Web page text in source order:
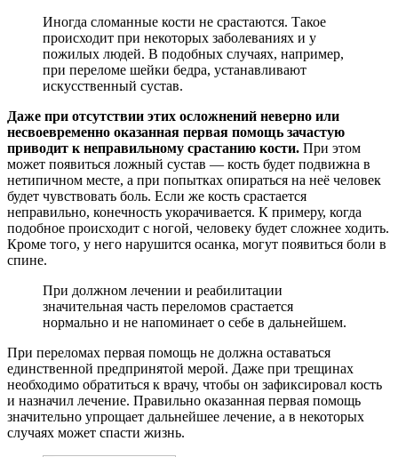
Иногда сломанные кости не срастаются. Такое
происходит при некоторых заболеваниях и у
пожилых людей. В подобных случаях, например,
при переломе шейки бедра, устанавливают
искусственный сустав.
Даже при отсутствии этих осложнений неверно или
несвоевременно оказанная первая помощь зачастую
приводит к неправильному срастанию кости. При этом
может появиться ложный сустав — кость будет подвижна в
нетипичном месте, а при попытках опираться на неё человек
будет чувствовать боль. Если же кость срастается
неправильно, конечность укорачивается. К примеру, когда
подобное происходит с ногой, человеку будет сложнее ходить.
Кроме того, у него нарушится осанка, могут появиться боли в
спине.
При должном лечении и реабилитации
значительная часть переломов срастается
нормально и не напоминает о себе в дальнейшем.
При переломах первая помощь не должна оставаться
единственной предпринятой мерой. Даже при трещинах
необходимо обратиться к врачу, чтобы он зафиксировал кость
и назначил лечение. Правильно оказанная первая помощь
значительно упрощает дальнейшее лечение, а в некоторых
случаях может спасти жизнь.